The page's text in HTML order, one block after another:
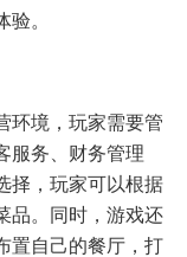
。
环境，玩家需要管
服务、财务管理
择，玩家可以根据
品。同时，游戏还
置自己的餐厅，打